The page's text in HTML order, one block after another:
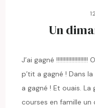
Un
J’ai gagné
p’tit a gagné ! Dans
a gagné ! Et ouais.
courses en famille